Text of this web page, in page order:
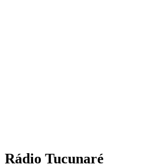
Rádio Tucunaré